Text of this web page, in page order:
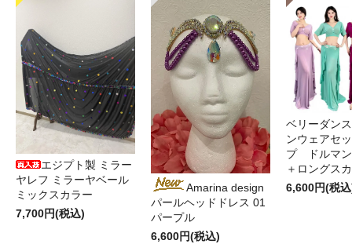
エジプト製 ミラー
ヤレフ ミラーヤベール
ミックスカラー
7,700円(税込)
Amarina design
パールヘッドドレス 01
パープル
6,600円(税込)
ベリーダン
ンウェアセ
プ ドルマン
＋ロングス
6,600円(税